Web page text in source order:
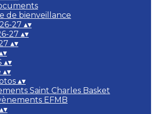
de bienveillance
27 ▴▾
27 ▴▾
▴▾
▾
▴▾
▴▾
▴▾
Saint Charles Basket
EFMB
▴▾